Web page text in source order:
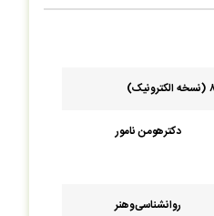
دکترهومن نامور
روان‏شناسی‌‏وهنر